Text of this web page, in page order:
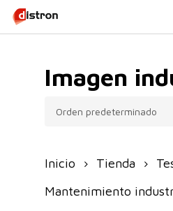
Skip
to
Imagen
Inicio Tienda
Mantenimiento